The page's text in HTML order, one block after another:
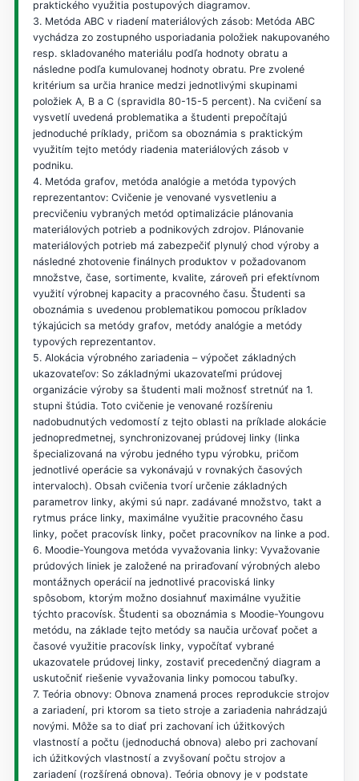
praktického využitia postupových diagramov.
3. Metóda ABC v riadení materiálových zásob: Metóda ABC
vychádza zo zostupného usporiadania položiek nakupovaného
resp. skladovaného materiálu podľa hodnoty obratu a
následne podľa kumulovanej hodnoty obratu. Pre zvolené
kritérium sa určia hranice medzi jednotlivými skupinami
položiek A, B a C (spravidla 80-15-5 percent). Na cvičení sa
vysvetlí uvedená problematika a študenti prepočítajú
jednoduché príklady, pričom sa oboznámia s praktickým
využitím tejto metódy riadenia materiálových zásob v
podniku.
4. Metóda grafov, metóda analógie a metóda typových
reprezentantov: Cvičenie je venované vysvetleniu a
precvičeniu vybraných metód optimalizácie plánovania
materiálových potrieb a podnikových zdrojov. Plánovanie
materiálových potrieb má zabezpečiť plynulý chod výroby a
následné zhotovenie finálnych produktov v požadovanom
množstve, čase, sortimente, kvalite, zároveň pri efektívnom
využití výrobnej kapacity a pracovného času. Študenti sa
oboznámia s uvedenou problematikou pomocou príkladov
týkajúcich sa metódy grafov, metódy analógie a metódy
typových reprezentantov.
5. Alokácia výrobného zariadenia – výpočet základných
ukazovateľov: So základnými ukazovateľmi prúdovej
organizácie výroby sa študenti mali možnosť stretnúť na 1.
stupni štúdia. Toto cvičenie je venované rozšíreniu
nadobudnutých vedomostí z tejto oblasti na príklade alokácie
jednopredmetnej, synchronizovanej prúdovej linky (linka
špecializovaná na výrobu jedného typu výrobku, pričom
jednotlivé operácie sa vykonávajú v rovnakých časových
intervaloch). Obsah cvičenia tvorí určenie základných
parametrov linky, akými sú napr. zadávané množstvo, takt a
rytmus práce linky, maximálne využitie pracovného času
linky, počet pracovísk linky, počet pracovníkov na linke a pod.
6. Moodie-Youngova metóda vyvažovania linky: Vyvažovanie
prúdových liniek je založené na priraďovaní výrobných alebo
montážnych operácií na jednotlivé pracoviská linky
spôsobom, ktorým možno dosiahnuť maximálne využitie
týchto pracovísk. Študenti sa oboznámia s Moodie-Youngovu
metódu, na základe tejto metódy sa naučia určovať počet a
časové využitie pracovísk linky, vypočítať vybrané
ukazovatele prúdovej linky, zostaviť precedenčný diagram a
uskutočniť riešenie vyvažovania linky pomocou tabuľky.
7. Teória obnovy: Obnova znamená proces reprodukcie strojov
a zariadení, pri ktorom sa tieto stroje a zariadenia nahrádzajú
novými. Môže sa to diať pri zachovaní ich úžitkových
vlastností a počtu (jednoduchá obnova) alebo pri zachovaní
ich úžitkových vlastností a zvyšovaní počtu strojov a
zariadení (rozšírená obnova). Teória obnovy je v podstate